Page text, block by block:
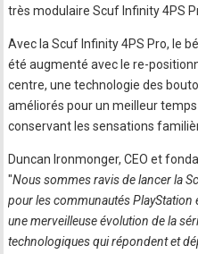
très modulaire Scuf Infinity 4PS
Avec la Scuf Infinity 4PS Pro, le
été augmenté avec le re-
centre, une technologie des
améliorés pour un meilleur
conservant les sensations
Duncan Ironmonger, CEO et
"Nous sommes ravis de lancer la
pour les communautés PlayStation
une merveilleuse évolution de la
technologiques qui répondent et